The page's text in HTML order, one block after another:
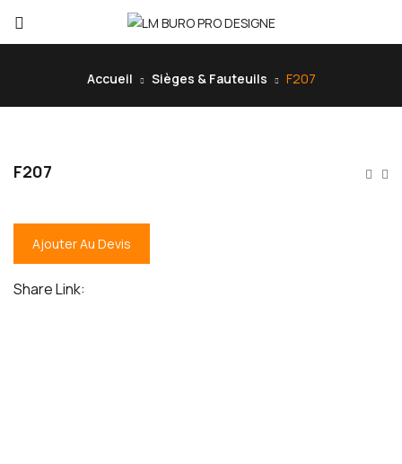
Accueil Sièges & Fauteuils F207
F207
Ajouter Au Devis
Share Link: